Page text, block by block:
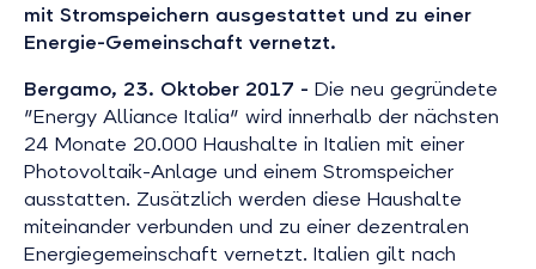
mit Stromspeichern ausgestattet und zu einer
Energie-Gemeinschaft vernetzt.
Bergamo, 23. Oktober 2017 - Die neu gegründete
"Energy Alliance Italia" wird innerhalb der nächsten
24 Monate 20.000 Haushalte in Italien mit einer
Photovoltaik-Anlage und einem Stromspeicher
ausstatten. Zusätzlich werden diese Haushalte
miteinander verbunden und zu einer dezentralen
Energiegemeinschaft vernetzt. Italien gilt nach